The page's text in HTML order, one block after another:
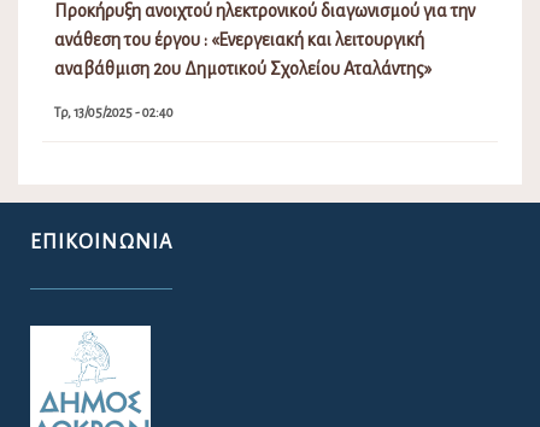
Προκήρυξη ανοιχτού ηλεκτρονικού διαγωνισμού για την
ανάθεση του έργου : «Ενεργειακή και λειτουργική
αναβάθμιση 2ου Δημοτικού Σχολείου Αταλάντης»
Τρ, 13/05/2025 - 02:40
ΕΠΙΚΟΙΝΩΝΊΑ